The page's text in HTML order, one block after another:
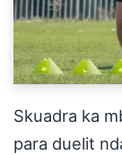
Skuadra ka
para duelit